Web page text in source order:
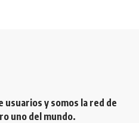
usuarios y somos la red de
uno del mundo.